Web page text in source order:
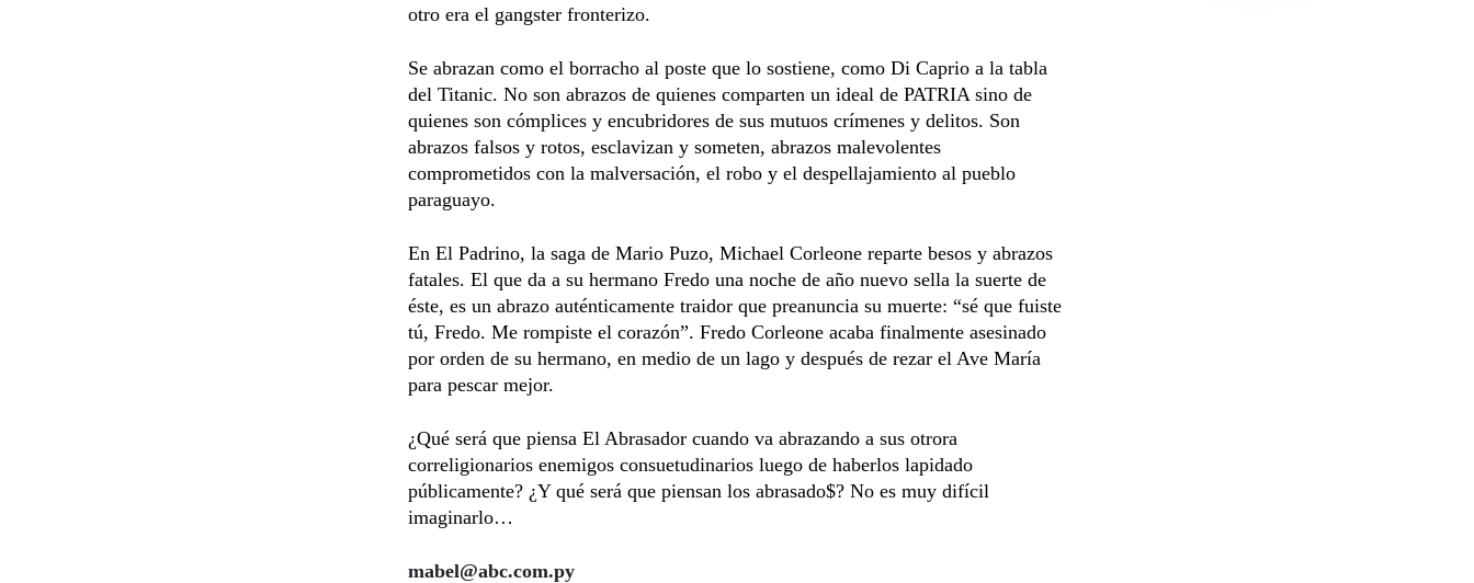
otro era el gangster fronterizo.
Se abrazan como el borracho al poste que lo sostiene, como Di Caprio a la tabla
del Titanic. No son abrazos de quienes comparten un ideal de PATRIA sino de
quienes son cómplices y encubridores de sus mutuos crímenes y delitos. Son
abrazos falsos y rotos, esclavizan y someten, abrazos malevolentes
comprometidos con la malversación, el robo y el despellajamiento al pueblo
paraguayo.
En El Padrino, la saga de Mario Puzo, Michael Corleone reparte besos y abrazos
fatales. El que da a su hermano Fredo una noche de año nuevo sella la suerte de
éste, es un abrazo auténticamente traidor que preanuncia su muerte: “sé que fuiste
tú, Fredo. Me rompiste el corazón”. Fredo Corleone acaba finalmente asesinado
por orden de su hermano, en medio de un lago y después de rezar el Ave María
para pescar mejor.
¿Qué será que piensa El Abrasador cuando va abrazando a sus otrora
correligionarios enemigos consuetudinarios luego de haberlos lapidado
públicamente? ¿Y qué será que piensan los abrasado$? No es muy difícil
imaginarlo…
mabel@abc.com.py